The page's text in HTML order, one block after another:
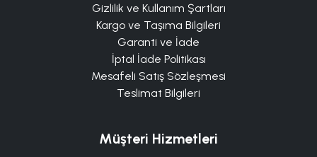
Gizlilik ve Kullanım Şartları
Kargo ve Taşıma Bilgileri
Garanti ve İade
İptal İade Politikası
Mesafeli Satış Sözleşmesi
Teslimat Bilgileri
Müşteri Hizmetleri